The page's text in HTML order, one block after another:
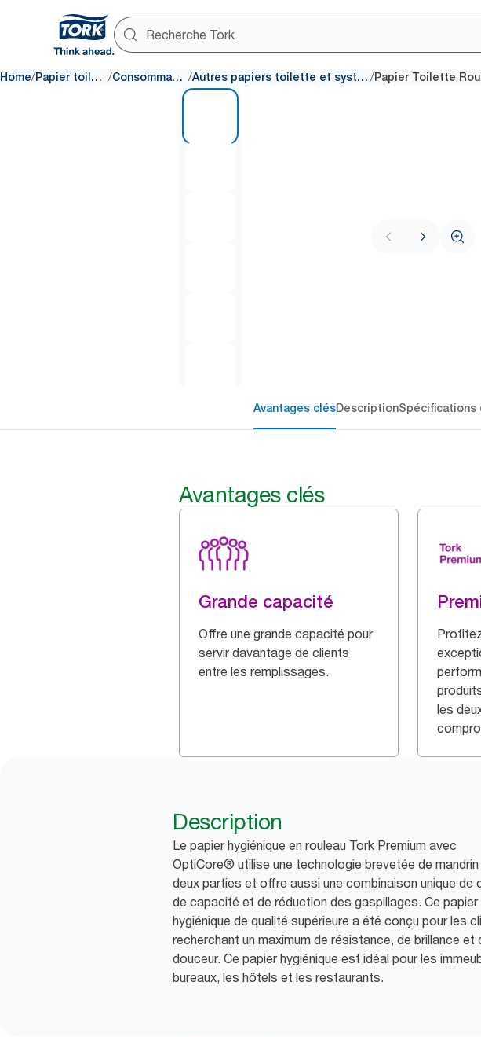
Home/ Papier toilette / Consommables / Autres papiers toilette et systèmes /
Avantages clésDescriptionSpécifications
Avantages clés
Grande capacité
Offre une grande capacité pour
servir davantage de clients
entre les remplissages.
les
Description
Le papier hygiénique en rouleau Tork Premium avec
OptiCore® utilise une technologie brevetée de mandrin
deux parties et offre aussi une combinaison unique de
de capacité et de réduction des gaspillages. Ce papier
hygiénique de qualité supérieure a été conçu pour les
recherchant un maximum de résistance, de brillance et
douceur. Ce papier hygiénique est idéal pour les
bureaux, les hôtels et les restaurants.